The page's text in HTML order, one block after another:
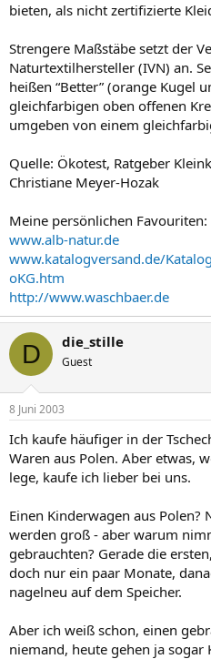
bieten, als nicht zertifizierte
Strengere Maßstäbe setzt der
Naturtextilhersteller (IVN) an.
heißen “Better” (orange Kugel
gleichfarbigen oben offenen
umgeben von einem
Quelle: Ökotest, Ratgeber
Christiane Meyer-Hozak
Meine persönlichen Favouriten:
www.alb-natur.de
www.katalogversand.de/
oKG.htm
http://www.waschbaer.de
D die_stille
Guest
8 Juni 2003
Ich kaufe häufiger in der
Waren aus Polen. Aber etwas,
lege, kaufe ich lieber bei uns.
Einen Kinderwagen aus Polen?
werden groß - aber warum
gebrauchten? Gerade die
doch nur ein paar Monate,
nagelneu auf dem Speicher.
Aber ich weiß schon, einen
niemand, heute gehen ja